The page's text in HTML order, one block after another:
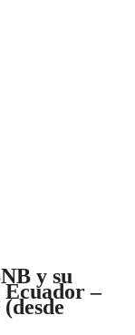
y su
–